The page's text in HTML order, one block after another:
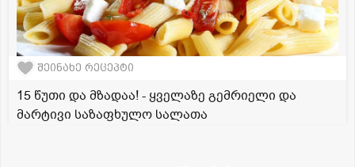
შეინახე რეცეპტი
15 წუთი და მზადაა! - ყველაზე გემრიელი და
მარტივი საზაფხულო სალათა